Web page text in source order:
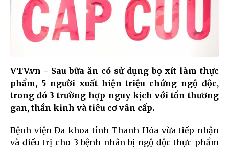
VTV.vn - Sau bữa ăn có sử dụng bọ xít làm thực
phẩm, 5 người xuất hiện triệu chứng ngộ độc,
trong đó 3 trường hợp nguy kịch với tổn thương
gan, thần kinh và tiêu cơ vân cấp.
Bệnh viện Đa khoa tỉnh Thanh Hóa vừa tiếp nhận
và điều trị cho 3 bệnh nhân bị ngộ độc thực phẩm